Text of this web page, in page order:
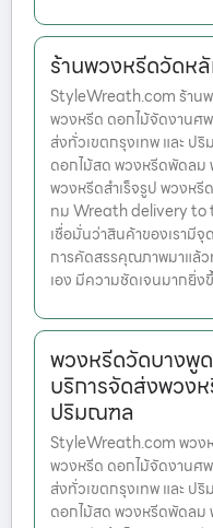
ร้านพวงหรีดวัดห
StyleWreath.com ร้าน
พวงหรีด ดอกไม้จัดงานศ
ส่งทั่วเขตกรุงเทพ และ ป
ดอกไม้สด พวงหรีดพัดลม
พวงหรีดสำเร็จรูป พวงห
ทม Wreath delivery to
เชื่อมั่นว่าสินค้าของเรามี
การคัดสรรคุณภาพมาแล้
เอง มีความชัดเจนมากยิ่
พวงหรีดวัดบางพู
บริการจัดส่งพวงห
ปริมณฑล
StyleWreath.com พวง
พวงหรีด ดอกไม้จัดงานศ
ส่งทั่วเขตกรุงเทพ และ ป
ดอกไม้สด พวงหรีดพัดลม